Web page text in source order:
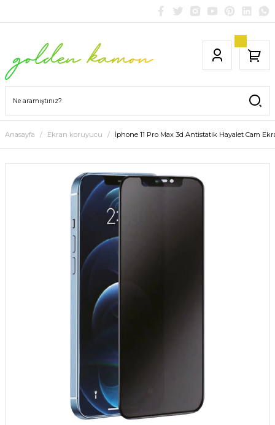
Anasayfa Ekran koruyucu İphone 11 Pro Max 3d Antistatik Hayalet Cam